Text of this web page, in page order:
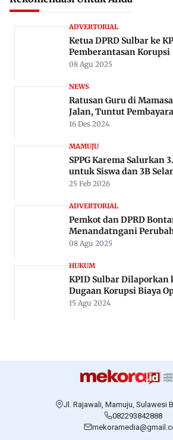
ADVERTORIAL
Ketua DPRD Sulbar ke
Pemberantasan Korupsi
08 Agu 2025
NEWS
Ratusan Guru di
Jalan, Tuntut
16 Des 2024
MAMUJU
SPPG Karema Salurkan
untuk Siswa dan 3B
25 Feb 2026
ADVERTORIAL
Pemkot dan DPRD
Menandatngani
08 Agu 2025
HUKUM
KPID Sulbar Dilaporkan
Dugaan Korupsi Biaya
15 Agu 2024
Jl. Rajawali, Mamuju, Sulawesi
082293842888